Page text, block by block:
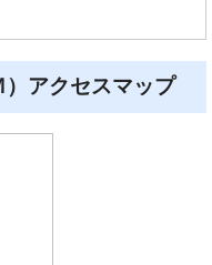
）アクセスマップ